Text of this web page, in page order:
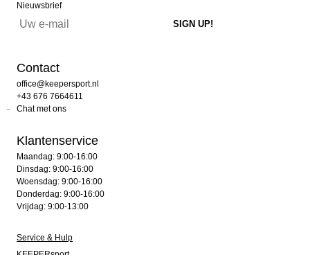
Nieuwsbrief
Contact
office@keepersport.nl
+43 676 7664611
Chat met ons
Klantenservice
Maandag: 9:00-16:00
Dinsdag: 9:00-16:00
Woensdag: 9:00-16:00
Donderdag: 9:00-16:00
Vrijdag: 9:00-13:00
Service & Hulp